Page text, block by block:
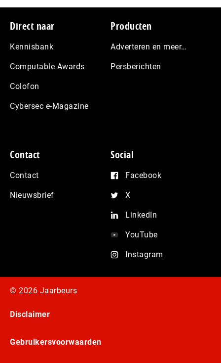
Footer
Direct naar
Kennisbank
Computable Awards
Colofon
Cybersec e-Magazine
Producten
Adverteren en meer…
Persberichten
Contact
Contact
Nieuwsbrief
Social
Facebook
X
LinkedIn
YouTube
Instagram
© 2026 Jaarbeurs
Disclaimer
Gebruikersvoorwaarden